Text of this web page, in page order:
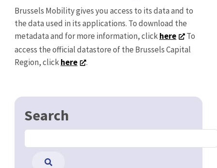
Brussels Mobility gives you access to its data and to
the data used in its applications. To download the
metadata and for more information, clickhere
To
access the official datastore of the Brussels Capital
Region, clickhere .
Search